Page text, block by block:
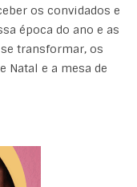
os convidados e
época do ano e as
transformar, os
Natal e a mesa de